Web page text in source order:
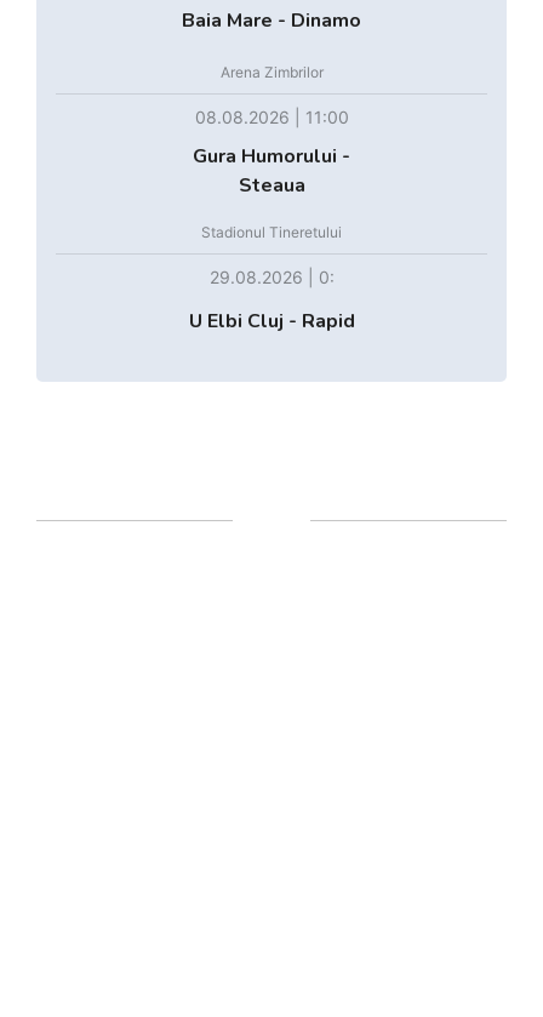
Baia Mare - Dinamo
Arena Zimbrilor
08.08.2026 | 11:00
Gura Humorului -
Steaua
Stadionul Tineretului
29.08.2026 | 0:
U Elbi Cluj - Rapid